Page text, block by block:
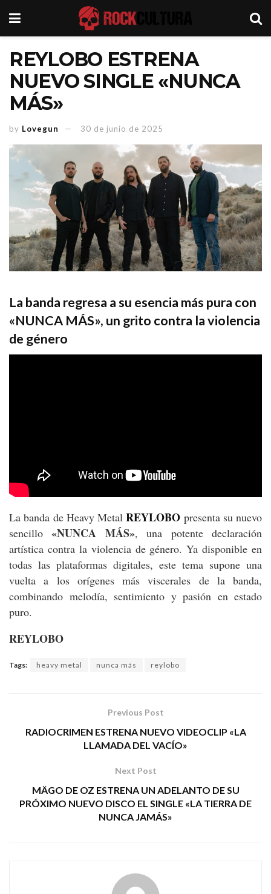
REYLOBO ESTRENA
NUEVO SINGLE «NUNCA
MÁS»
by Lovegun 30 de junio de 2025
La banda regresa a su esencia más pura con
«NUNCA MÁS», un grito contra la violencia
de género
La banda de Heavy MetalREYLOBO presenta su nuevo
sencillo«NUNCA MÁS», una potente declaración
artística contra la violencia de género. Ya disponible en
todas las plataformas digitales, este tema supone una
vuelta a los orígenes más viscerales de la banda,
combinando melodía, sentimiento y pasión en estado
puro.
REYLOBO
Tags: heavy metal nunca más reylobo
Previous Post
RADIOCRIMEN ESTRENA NUEVO VIDEOCLIP «LA
LLAMADA DEL VACÍO»
Next Post
MÄGO DE OZ ESTRENA UN ADELANTO DE SU
PRÓXIMO NUEVO DISCO EL SINGLE «LA TIERRA DE
NUNCA JAMÁS»